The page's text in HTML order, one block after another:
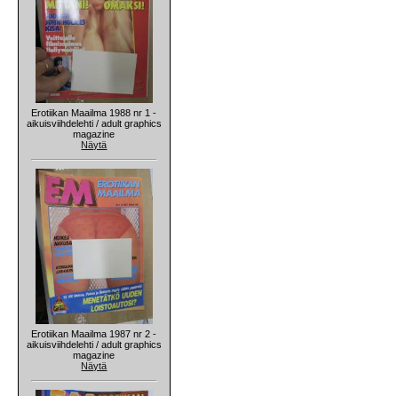
Erotiikan Maailma 1988 nr 1 -
aikuisviihdelehti / adult graphics
magazine
Näytä
Erotiikan Maailma 1987 nr 2 -
aikuisviihdelehti / adult graphics
magazine
Näytä